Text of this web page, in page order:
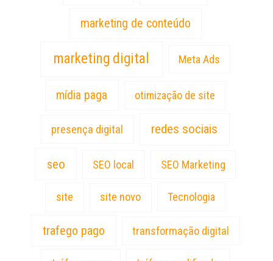
marketing de conteúdo
marketing digital Meta Ads
mídia paga otimização de site
presença digital redes sociais
seo SEO local SEO Marketing
site site novo Tecnologia
trafego pago transformação digital